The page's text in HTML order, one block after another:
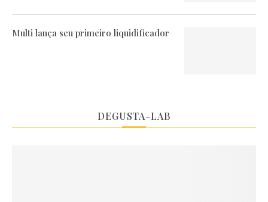
Multi lança seu primeiro liquidificador
DEGUSTA-LAB